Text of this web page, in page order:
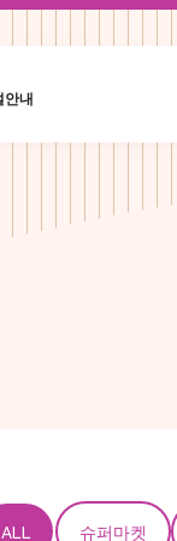
안내
ALL 슈퍼마켓